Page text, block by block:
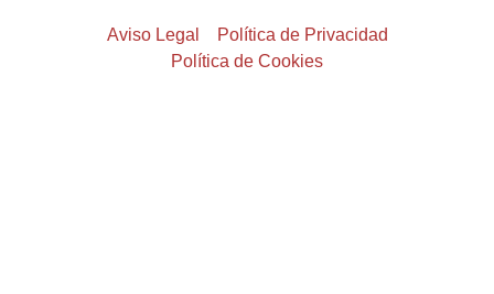
Aviso Legal
Política de Privacidad
Política de Cookies